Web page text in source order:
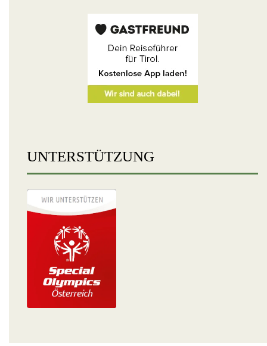
UNTERSTÜTZUNG